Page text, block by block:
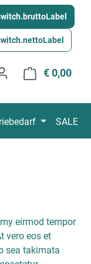
€ 0,00
SALE
eirmod tempor
vero eos et
sea takimata